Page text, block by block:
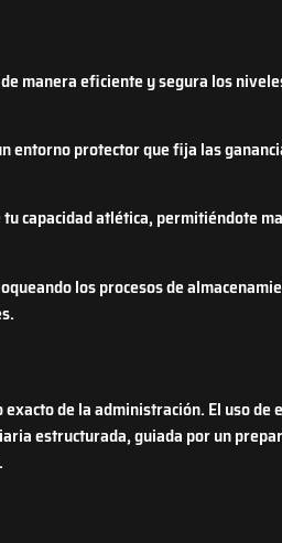
manera eficiente y segura los
entorno protector que fija las
capacidad atlética, permitiéndote
los procesos de
de la administración. El uso
estructurada, guiada por un